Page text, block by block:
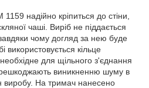
надійно кріпиться до стіни,
чаші. Виріб не піддається
чому догляд за нею буде
використовується кільце
для щільного з'єднання
виникненню шуму в
виробу. На тримач нанесено